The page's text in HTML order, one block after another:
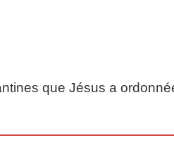
que Jésus a